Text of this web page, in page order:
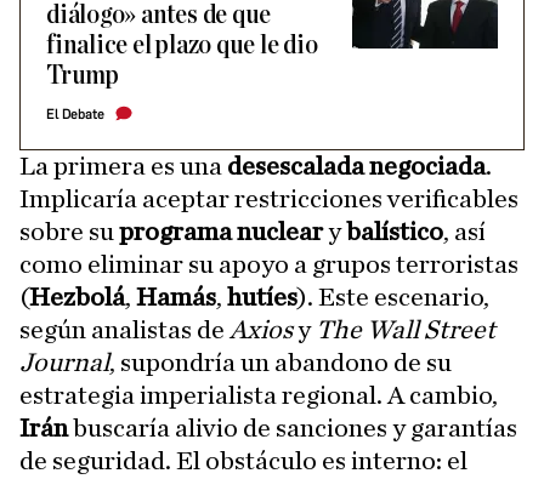
diálogo» antes de que
finalice el plazo que le dio
Trump
El Debate
La primera es una desescalada negociada.
Implicaría aceptar restricciones verificables
sobre su programa nuclearybalístico, así
como eliminar su apoyo a grupos terroristas
(Hezbolá, Hamás, hutíes). Este escenario,
según analistas de Axiosy The Wall Street
Journal, supondría un abandono de su
estrategia imperialista regional. A cambio,
Iránbuscaría alivio de sanciones y garantías
de seguridad. El obstáculo es interno: el